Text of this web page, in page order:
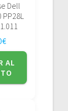
Dell
PP28L
€
AL